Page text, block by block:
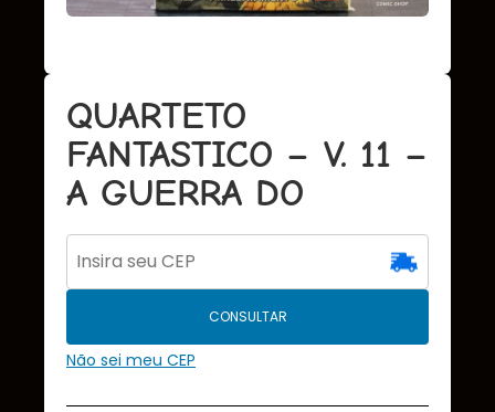
QUARTETO
FANTASTICO – V. 11 –
A GUERRA DO
CONSULTAR
Não sei meu CEP